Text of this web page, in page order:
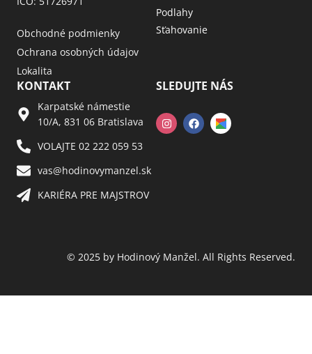
Obchodné podmienky
Ochrana osobných údajov
Lokalita
Podlahy
Sťahovanie
KONTAKT
Karpatské námestie
10/A, 831 06 Bratislava
VOLAJTE 02 222 059 53​
vas@hodinovymanzel.sk​
KARIÉRA PRE MAJSTROV​
SLEDUJTE NÁS
© 2025 by Hodinový Manžel. All Rights Reserved.